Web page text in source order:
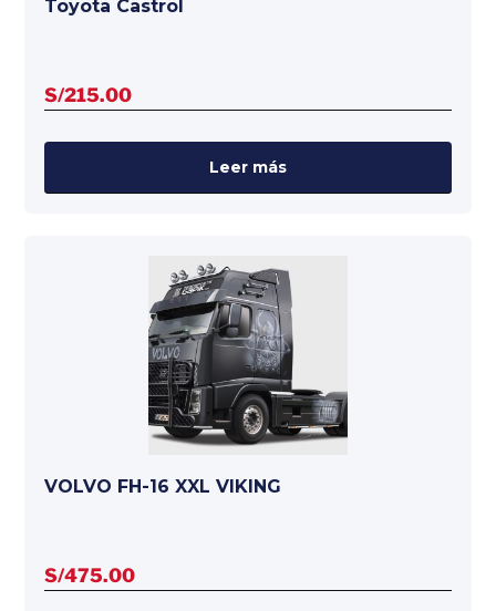
Toyota Castrol
S/215.00
Leer más
VOLVO FH-16 XXL VIKING
S/475.00